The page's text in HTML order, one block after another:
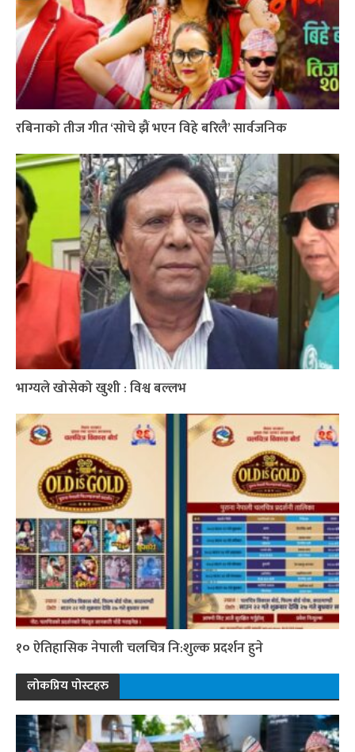
रबिनाको तीज गीत ‘सोचे झैं भएन विहे बरिलै’ सार्वजनिक
भाग्यले खोसेको खुशी : विश्व बल्लभ
१० ऐतिहासिक नेपाली चलचित्र नि:शुल्क प्रदर्शन हुने
लोकप्रिय पोस्टहरु